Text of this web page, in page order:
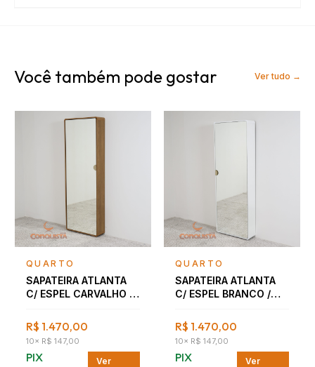
Você também pode gostar Ver tudo →
Falar com consultor
QUARTO
SAPATEIRA ATLANTA
C/ ESPEL CARVALHO /
R$ 1.470,00
10× R$ 147,00
PIX
Ver
Falar com consultor
QUARTO
SAPATEIRA ATLANTA
C/ ESPEL BRANCO /
R$ 1.470,00
10× R$ 147,00
PIX
Ver